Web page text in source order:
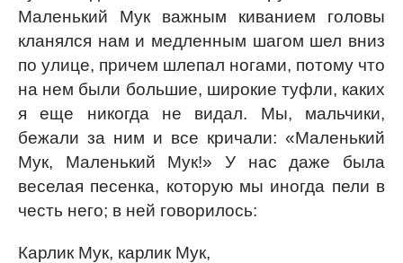
Маленький Мук важным киванием головы
кланялся нам и медленным шагом шел вниз
по улице, причем шлепал ногами, потому что
на нем были большие, широкие туфли, каких
я еще никогда не видал. Мы, мальчики,
бежали за ним и все кричали: «Маленький
Мук, Маленький Мук!» У нас даже была
веселая песенка, которую мы иногда пели в
честь него; в ней говорилось:
Карлик Мук, карлик Мук,